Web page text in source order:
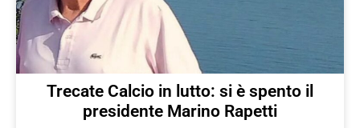
Trecate Calcio in lutto: si è spento il
presidente Marino Rapetti